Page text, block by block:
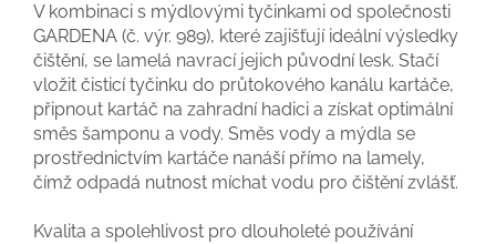
V kombinaci s mýdlovými tyčinkami od společnosti
GARDENA (č. výr. 989), které zajišťují ideální výsledky
čištění, se lamelá navrací jejich původní lesk. Stačí
vložit čisticí tyčinku do průtokového kanálu kartáče,
připnout kartáč na zahradní hadici a získat optimální
směs šamponu a vody. Směs vody a mýdla se
prostřednictvím kartáče nanáší přímo na lamely,
čímž odpadá nutnost míchat vodu pro čištění zvlášť.
Kvalita a spolehlivost pro dlouholeté používání